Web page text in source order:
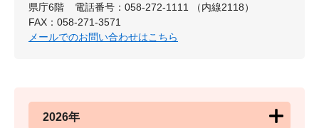
県庁6階
電話番号：058-272-1111 （内線2118）
FAX：058-271-3571
メールでのお問い合わせはこちら
2026年